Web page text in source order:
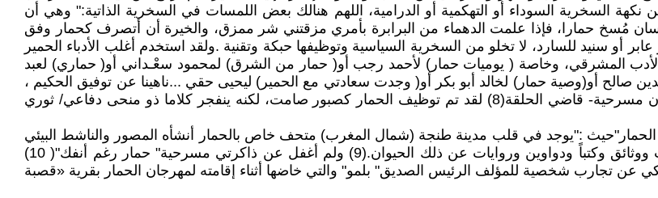
السخرية السوداء أو التهكمية أو الدرامية، اللهم هنالك بعض اللمسات في السخرية الذاتية:" وهي أن
مُسخ حمارا، فإذا علمت الدهماء من البرابرة بأمري مزقتني شر ممزق، والخيرة أن أتصرف كحمار وفق
: كسارد أو عابر أو سنيد للسارد، لا تخلو من السخرية السياسية وتوظيفها حبكة وتقنية .ولقد استخدم أغلب الأدباء الحمير
الأدب المشرقي، وخاصة ( يوميات حمار) لأحمد رجب أو( حمار من الشرق) لمحمود سعْـداني أو( حماري) لعبد
صالح أو(وصية حمار) لخالد أبو بكر أو( وجدت سعادتي مع الحمير) ليحيى حقي ...ناهينا عن توفيق الحكيم ،
الذي له باع طويل قصصيا وروائيا في مسألة " الحمار" وأستحضر هاهنا أن مسرحية- قاضي الحلقة(8) لقد تم توظيف الحمار كصبور صامت، لكنه ينفجر كلاما ذو منحى دفاعي/ ثوري
الحمار"حيث :"يوجد في قلب مدينة طنجة (شمال المغرب) متحف خاص بالحمار أنشأه المصور والناشط البيئي
عبد الرحيم بن عتابو عام 2019 إكراماً للحمار ودفاعاً عنه، يعرض لوحات ووثائق وكتباً ودواوين وروايات عن ذلك الحيوان.(9) ولم أغفل عن ذاكرتي مسرحية" حمار رغم أنفك"( 10)
عن تجارب شخصية للمؤلف الرئيس الصديق" بلمو" والتي خاضها أثناء إقامته لمهرجان الحمار بقرية «قصبة